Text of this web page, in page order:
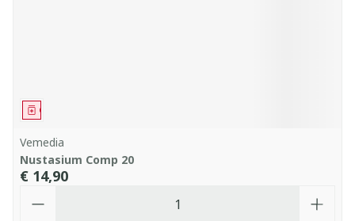
Geneesmiddel
Vemedia
Nustasium Comp 20
€ 14,90